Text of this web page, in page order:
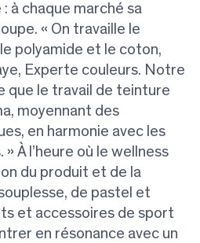
à chaque marché sa
« On travaille le
polyamide et le coton,
Experte couleurs. Notre
que le travail de teinture
moyennant des
en harmonie avec les
À l’heure où le wellness
du produit et de la
de pastel et
et accessoires de sport
en résonance avec un